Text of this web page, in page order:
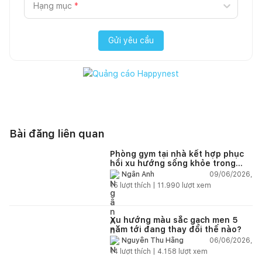
Hạng mục *
Gửi yêu cầu
Bài đăng liên quan
Phòng gym tại nhà kết hợp phục
hồi xu hướng sống khỏe trong
nhà hiện đại
Ngân Anh
09/06/2026,
15 lượt thích | 11.990 lượt xem
Xu hướng màu sắc gạch men 5
năm tới đang thay đổi thế nào?
Nguyễn Thu Hằng
06/06/2026,
14 lượt thích | 4.158 lượt xem